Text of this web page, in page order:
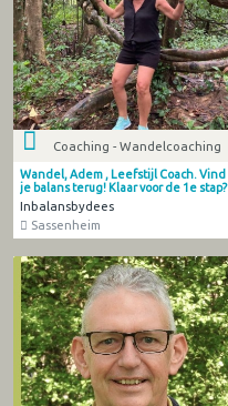
Coaching - Wandelcoaching
Wandel, Adem , Leefstijl Coach. Vind
je balans terug! Klaar voor de 1e stap?
Inbalansbydees
Sassenheim